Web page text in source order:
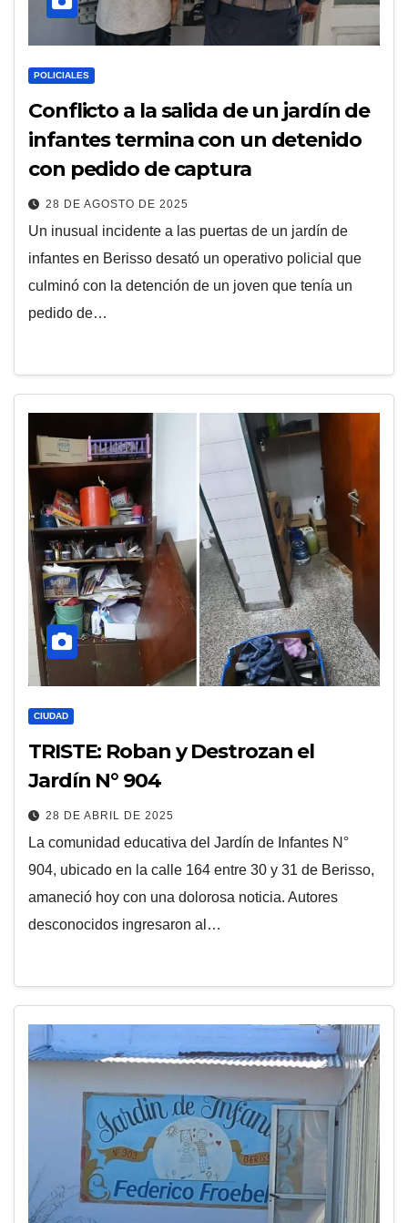
POLICIALES
Conflicto a la salida de un jardín de
infantes termina con un detenido
con pedido de captura
28 DE AGOSTO DE 2025
Un inusual incidente a las puertas de un jardín de
infantes en Berisso desató un operativo policial que
culminó con la detención de un joven que tenía un
pedido de…
CIUDAD
TRISTE: Roban y Destrozan el
Jardín N° 904
28 DE ABRIL DE 2025
La comunidad educativa del Jardín de Infantes N°
904, ubicado en la calle 164 entre 30 y 31 de Berisso,
amaneció hoy con una dolorosa noticia. Autores
desconocidos ingresaron al…